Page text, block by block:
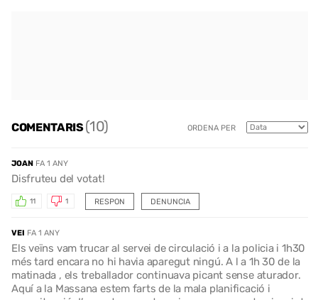
COMENTARIS(10) ORDENA PER
JOAN FA 1 ANY
Disfruteu del votat!
RESPON
11 1 DENUNCIA
VEI FA 1 ANY
Els veïns vam trucar al servei de circulació i a la policia i 1h30
més tard encara no hi havia aparegut ningú. A l a 1h 30 de la
matinada , els treballador continuava picant sense aturador.
Aquí a la Massana estem farts de la mala planificació i